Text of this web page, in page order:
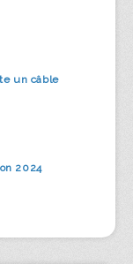
un câble
2024